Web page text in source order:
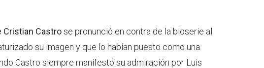
Cristian Castrose pronunció en contra de la bioserie al
su imagen y que lo habían puesto como una
Castro siempre manifestó su admiración por Luis